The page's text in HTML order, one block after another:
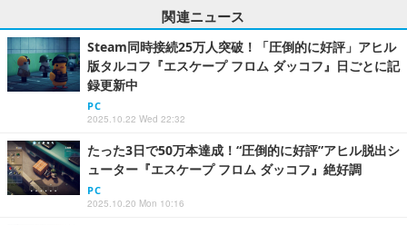
関連ニュース
Steam同時接続25万人突破！「圧倒的に好評」アヒル
版タルコフ『エスケープ フロム ダッコフ』日ごとに記
録更新中
PC
2025.10.22 Wed 22:32
たった3日で50万本達成！“圧倒的に好評”アヒル脱出シ
ューター『エスケープ フロム ダッコフ』絶好調
PC
2025.10.20 Mon 10:16